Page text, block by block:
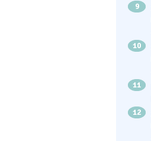
9
10
11
12